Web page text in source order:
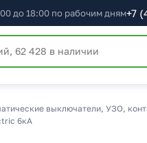
до 18:00 по рабочим дням+7
выключатели, УЗО,
6кА